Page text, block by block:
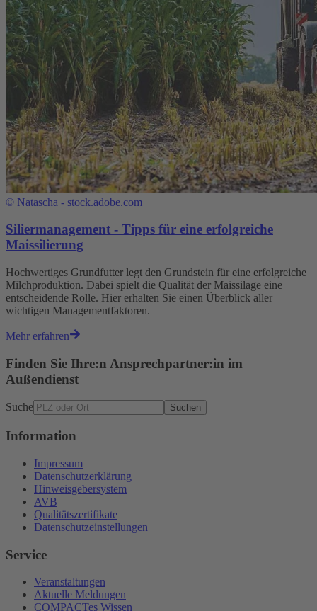
© Natascha - stock.adobe.com
Siliermanagement - Tipps für eine erfolgreiche
Maissilierung
Hochwertiges Grundfutter legt den Grundstein für eine erfolgreiche
Milchproduktion. Dabei spielt die Qualität der Maissilage eine
entscheidende Rolle. Hier erhalten Sie einen Überblick aller
wichtigen Managementfaktoren.
Mehr erfahren
Finden Sie Ihre:n Ansprechpartner:in im
Außendienst
Suche Suchen
Information
Impressum
Datenschutzerklärung
Hinweisgebersystem
AVB
Qualitätszertifikate
Datenschutzeinstellungen
Service
Veranstaltungen
Aktuelle Meldungen
COMPACTes Wissen